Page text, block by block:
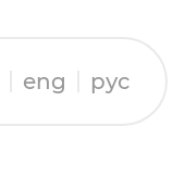
eng рус